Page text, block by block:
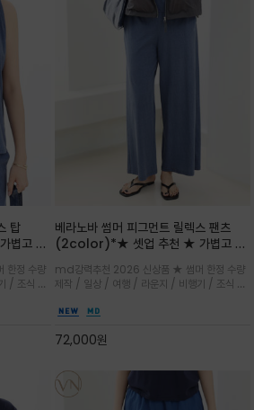
탑
고 부
정 수량
/ 조식 /
없으실 아
베라노바 썸머 피그먼트 릴렉스 팬츠
(2color)*★ 셋업 추천 ★ 가볍고 부
튼 소재로 완성
md강력추천 2026 신상품 ★ 썸머 한정 수량
제작 / 일상 / 여행 / 라운지 / 비행기 / 조식 /
그먼트로 제작되어 편하고 가볍게 후회없으실 아
72,000원